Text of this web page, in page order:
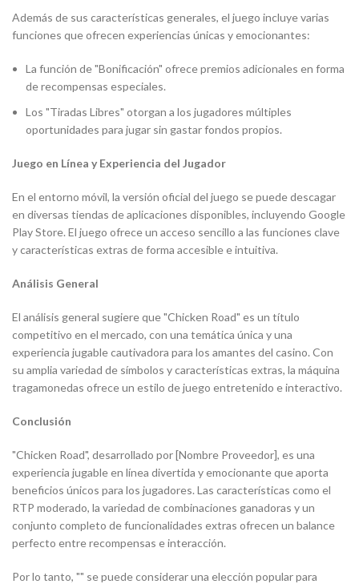
Además de sus características generales, el juego incluye varias
funciones que ofrecen experiencias únicas y emocionantes:
La función de "Bonificación" ofrece premios adicionales en forma
de recompensas especiales.
Los "Tiradas Libres" otorgan a los jugadores múltiples
oportunidades para jugar sin gastar fondos propios.
Juego en Línea y Experiencia del Jugador
En el entorno móvil, la versión oficial del juego se puede descagar
en diversas tiendas de aplicaciones disponibles, incluyendo Google
Play Store. El juego ofrece un acceso sencillo a las funciones clave
y características extras de forma accesible e intuitiva.
Análisis General
El análisis general sugiere que "Chicken Road" es un título
competitivo en el mercado, con una temática única y una
experiencia jugable cautivadora para los amantes del casino. Con
su amplia variedad de símbolos y características extras, la máquina
tragamonedas ofrece un estilo de juego entretenido e interactivo.
Conclusión
"Chicken Road", desarrollado por [Nombre Proveedor], es una
experiencia jugable en línea divertida y emocionante que aporta
beneficios únicos para los jugadores. Las características como el
RTP moderado, la variedad de combinaciones ganadoras y un
conjunto completo de funcionalidades extras ofrecen un balance
perfecto entre recompensas e interacción.
Por lo tanto, "" se puede considerar una elección popular para